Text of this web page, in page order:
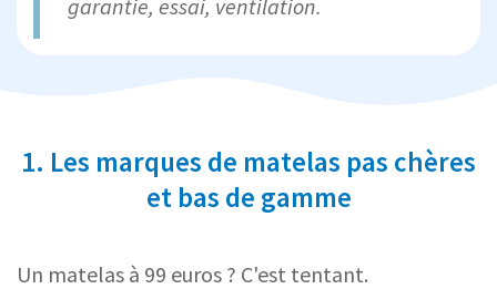
garantie, essai, ventilation.
1. Les marques de matelas pas chères
et bas de gamme
Un matelas à 99 euros ? C'est tentant.